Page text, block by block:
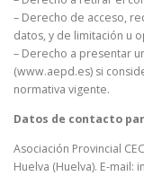
– Derecho de acceso,
datos, y de limitación u
– Derecho a presentar
(www.aepd.es) si
normativa vigente.
Datos de contacto
Asociación Provincial
Huelva (Huelva). E-mail: